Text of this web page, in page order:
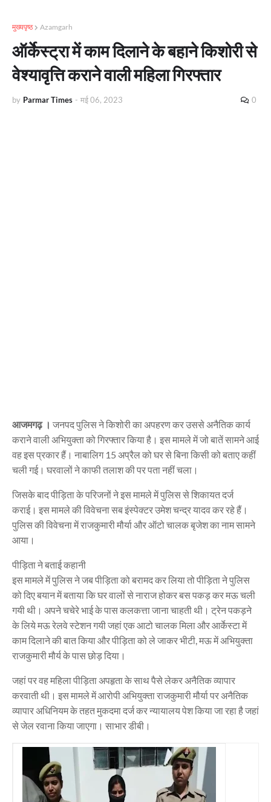
मुख्यपृष्ठ Azamgarh
ऑर्केस्ट्रा में काम दिलाने के बहाने किशोरी से
वेश्यावृत्ति कराने वाली महिला गिरफ्तार
by Parmar Times - मई 06, 2023 0
आजमगढ़ । जनपद पुलिस ने किशोरी का अपहरण कर उससे अनैतिक कार्य
कराने वाली अभियुक्ता को गिरफ्तार किया है। इस मामले में जो बातें सामने आई
वह इस प्रकार हैं। नाबालिग 15 अप्रैल को घर से बिना किसी को बताए कहीं
चली गई। घरवालों ने काफी तलाश की पर पता नहीं चला।
जिसके बाद पीड़िता के परिजनों ने इस मामले में पुलिस से शिकायत दर्ज
कराई। इस मामले की विवेचना सब इंस्पेक्टर उमेश चन्द्र यादव कर रहे हैं।
पुलिस की विवेचना में राजकुमारी मौर्या और ऑटो चालक बृजेश का नाम सामने
आया।
पीड़िता ने बताई कहानी
इस मामले में पुलिस ने जब पीड़िता को बरामद कर लिया तो पीड़िता ने पुलिस
को दिए बयान में बताया कि घर वालों से नाराज होकर बस पकड़ कर मऊ चली
गयी थी। अपने चचेरे भाई के पास कलकत्ता जाना चाहती थी। ट्रेन पकड़ने
के लिये मऊ रेलवे स्टेशन गयी जहां एक आटो चालक मिला और आर्केस्टा में
काम दिलाने की बात किया और पीड़िता को ले जाकर भीटी, मऊ में अभियुक्ता
राजकुमारी मौर्य के पास छोड़ दिया।
जहां पर वह महिला पीड़िता अपहृता के साथ पैसे लेकर अनैतिक व्यापार
करवाती थी। इस मामले में आरोपी अभियुक्ता राजकुमारी मौर्या पर अनैतिक
व्यापार अधिनियम के तहत मुकदमा दर्ज कर न्यायालय पेश किया जा रहा है जहां
से जेल रवाना किया जाएगा। साभार डीबी।